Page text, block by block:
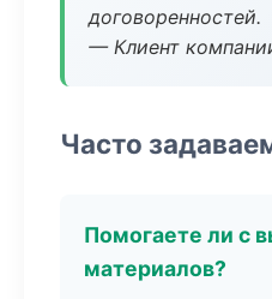
договоренностей.
— Клиент
Часто
Помогаете ли с
материалов?